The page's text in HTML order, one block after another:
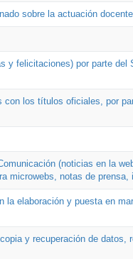
sobre la actuación
y felicitaciones) por parte del
con los títulos oficiales, por
(noticias en la
microwebs, notas de prensa,
la elaboración y puesta en
y recuperación de datos,